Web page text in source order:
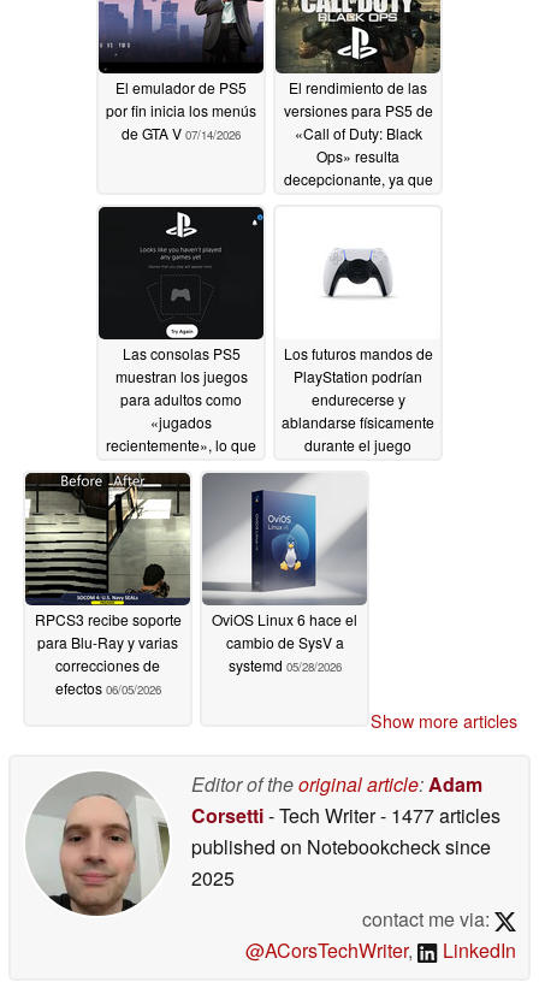
El emulador de PS5
por fin inicia los menús
de GTA V 07/14/2026
El rendimiento de las
versiones para PS5 de
«Call of Duty: Black
Ops» resulta
decepcionante, ya que
Las consolas PS5
muestran los juegos
para adultos como
«jugados
recientemente», lo que
plantea un problema
de seguridad en la
PSN06/18/2026
Los futuros mandos de
PlayStation podrían
endurecerse y
ablandarse físicamente
durante el juego
RPCS3 recibe soporte
para Blu-Ray y varias
correcciones de
efectos 06/05/2026
OviOS Linux 6 hace el
cambio de SysV a
systemd 05/28/2026
Show more articles
Editor of theoriginal article:Adam
Corsetti- Tech Writer- 1477 articles
published on Notebookchecksince
2025
contact me via:
@ACorsTechWriter, LinkedIn